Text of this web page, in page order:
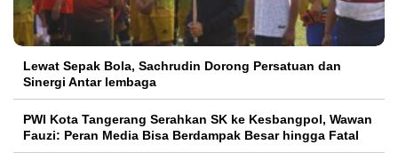
Lewat Sepak Bola, Sachrudin Dorong Persatuan dan
Sinergi Antar lembaga
PWI Kota Tangerang Serahkan SK ke Kesbangpol, Wawan
Fauzi: Peran Media Bisa Berdampak Besar hingga Fatal